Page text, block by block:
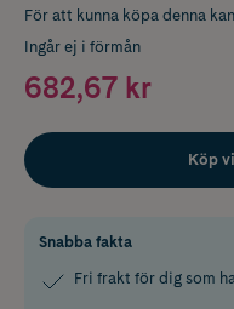
För att kunna köpa denna
Ingår ej i förmån
682,67 kr
Köp
Snabba fakta
Fri frakt för dig som